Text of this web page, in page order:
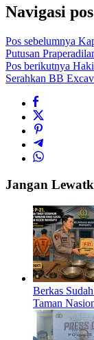
Navigasi pos
Pos sebelumnya
Putusan
Pos berikutnya
Serahkan BB
Jangan
Berkas
Taman